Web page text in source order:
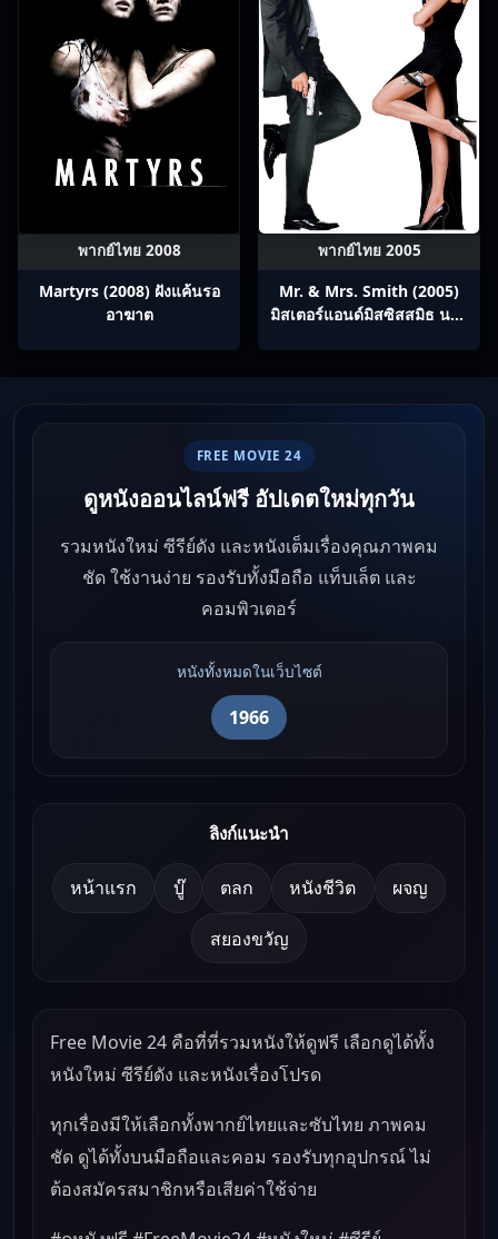
พากย์ไทย 2008
Martyrs (2008) ฝังแค้นรอ
อาฆาต
พากย์ไทย 2005
Mr. & Mrs. Smith (2005)
มิสเตอร์แอนด์มิสซิสสมิธ นาย
FREE MOVIE 24
ดูหนังออนไลน์ฟรี อัปเดตใหม่ทุกวัน
รวมหนังใหม่ ซีรีย์ดัง และหนังเต็มเรื่องคุณภาพคม
ชัด ใช้งานง่าย รองรับทั้งมือถือ แท็บเล็ต และ
คอมพิวเตอร์
หนังทั้งหมดในเว็บไซต์
1966
ลิงก์แนะนำ
หน้าแรก บู๊ ตลก หนังชีวิต ผจญ
สยองขวัญ
Free Movie 24 คือที่ที่รวมหนังให้ดูฟรี เลือกดูได้ทั้ง
หนังใหม่ ซีรีย์ดัง และหนังเรื่องโปรด
ทุกเรื่องมีให้เลือกทั้งพากย์ไทยและซับไทย ภาพคม
ชัด ดูได้ทั้งบนมือถือและคอม รองรับทุกอุปกรณ์ ไม่
ต้องสมัครสมาชิกหรือเสียค่าใช้จ่าย